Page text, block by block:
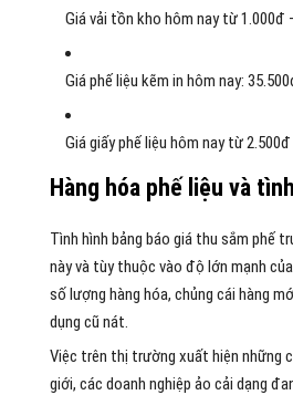
Giá vải tồn kho hôm nay từ1.000đ
Giáphếliệu kẽm in hôm nay:
Giá giấyphếliệu hôm nay từ2
Hàng hóa phế liệu và
Tình hình bảng báo giá thu sắm phế
này và tùy thuộc vào độ lớn mạnh của
số lượng hàng hóa, chủng cái hàng
dụng cũ nát.
Việc trên thị trường xuất hiện những
giới, các doanh nghiệp ảo cải dạng